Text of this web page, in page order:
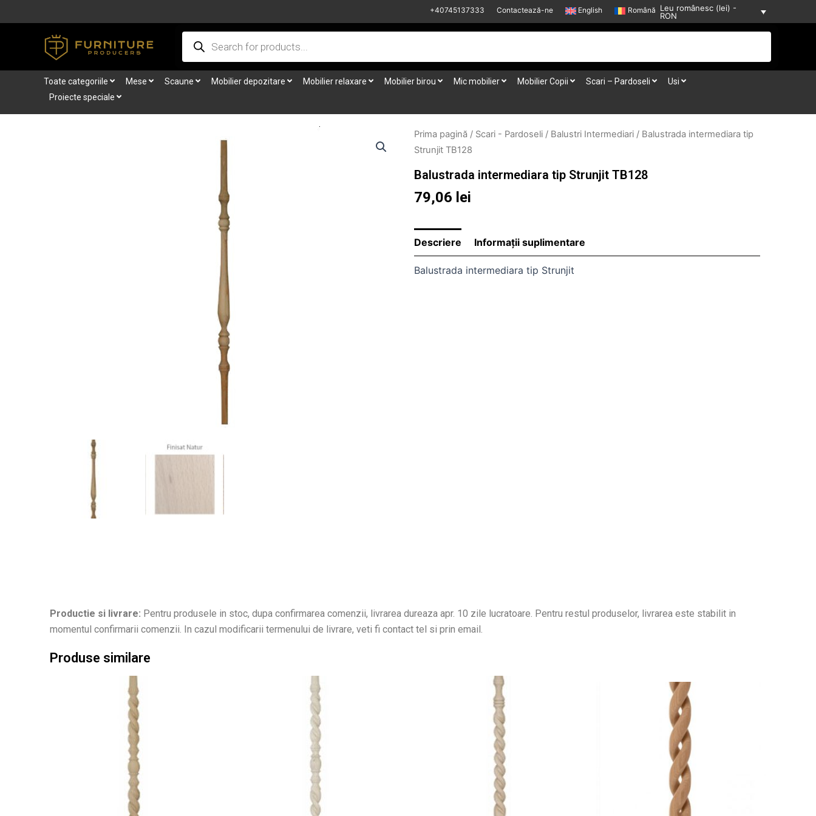
to
+40745137333 Contactează-ne English Română Leu românesc (lei) -
RON
Products
search
Toate categoriile Mese Scaune Mobilier depozitare Mobilier relaxare Mobilier birou Mic mobilier Mobilier Copii Scari – Pardoseli
Usi
Proiecte speciale
Prima pagină / Scari - Pardoseli / Balustri Intermediari / Balustrada intermediara tip
Strunjit TB128
Balustrada intermediara tip Strunjit TB128
79,06 lei
Descriere Informații suplimentare
Balustrada intermediara tip Strunjit
Productie si livrare: Pentru produsele in stoc, dupa confirmarea comenzii, livrarea dureaza apr. 10 zile lucratoare. Pentru restul produselor, livrarea este stabilit in
momentul confirmarii comenzii. In cazul modificarii termenului de livrare, veti fi contact tel si prin email.
Produse similare